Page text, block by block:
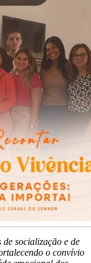
socialização e de
o convívio